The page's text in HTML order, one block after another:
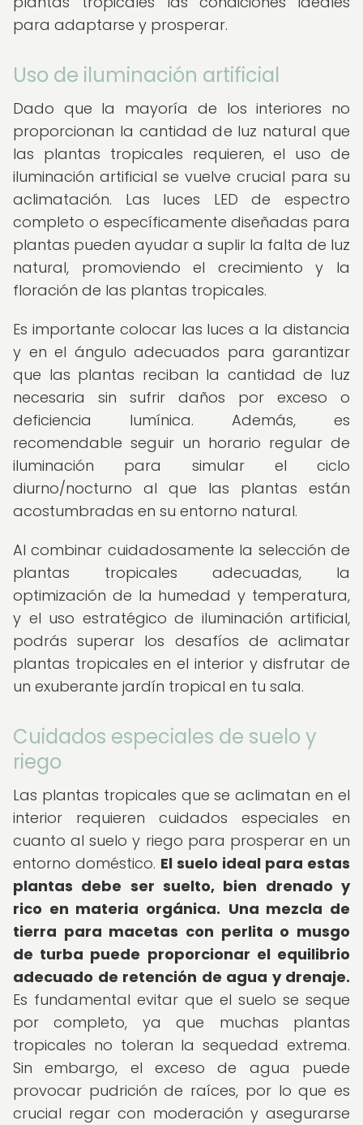
para adaptarse y prosperar.
Uso de iluminación artificial
Dado que la mayoría de los interiores no
proporcionan la cantidad de luz natural que
las plantas tropicales requieren, el uso de
iluminación artificial se vuelve crucial para su
aclimatación. Las luces LED de espectro
completo o específicamente diseñadas para
plantas pueden ayudar a suplir la falta de luz
natural, promoviendo el crecimiento y la
floración de las plantas tropicales.
Es importante colocar las luces a la distancia
y en el ángulo adecuados para garantizar
que las plantas reciban la cantidad de luz
necesaria sin sufrir daños por exceso o
deficiencia lumínica. Además, es
recomendable seguir un horario regular de
iluminación para simular el ciclo
diurno/nocturno al que las plantas están
acostumbradas en su entorno natural.
Al combinar cuidadosamente la selección de
plantas tropicales adecuadas, la
optimización de la humedad y temperatura,
y el uso estratégico de iluminación artificial,
podrás superar los desafíos de aclimatar
plantas tropicales en el interior y disfrutar de
un exuberante jardín tropical en tu sala.
Cuidados especiales de suelo y
riego
Las plantas tropicales que se aclimatan en el
interior requieren cuidados especiales en
cuanto al suelo y riego para prosperar en un
entorno doméstico. El suelo ideal para estas
plantas debe ser suelto, bien drenado y
rico en materia orgánica. Una mezcla de
tierra para macetas con perlita o musgo
de turba puede proporcionar el equilibrio
adecuado de retención de agua y drenaje.
Es fundamental evitar que el suelo se seque
por completo, ya que muchas plantas
tropicales no toleran la sequedad extrema.
Sin embargo, el exceso de agua puede
provocar pudrición de raíces, por lo que es
crucial regar con moderación y asegurarse